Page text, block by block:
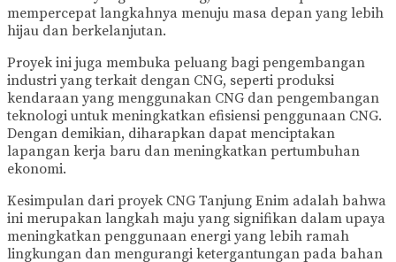
mempercepat langkahnya menuju masa depan yang lebih
hijau dan berkelanjutan.
Proyek ini juga membuka peluang bagi pengembangan
industri yang terkait dengan CNG, seperti produksi
kendaraan yang menggunakan CNG dan pengembangan
teknologi untuk meningkatkan efisiensi penggunaan CNG.
Dengan demikian, diharapkan dapat menciptakan
lapangan kerja baru dan meningkatkan pertumbuhan
ekonomi.
Kesimpulan dari proyek CNG Tanjung Enim adalah bahwa
ini merupakan langkah maju yang signifikan dalam upaya
meningkatkan penggunaan energi yang lebih ramah
lingkungan dan mengurangi ketergantungan pada bahan